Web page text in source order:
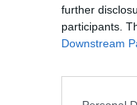
further
participants.
Downstream
ξανά στη Στέγη